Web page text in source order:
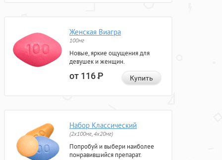
Женская Виагра
100мг
Новые, яркие ощущения для
девушек и женщин.
от 116Р Купить
Набор Классический
(2x100мг, 4x20мг)
Попробуй и выбери наиболее
понравившийся препарат.